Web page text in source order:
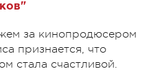
за кинопродюсером
признается, что
стала счастливой.